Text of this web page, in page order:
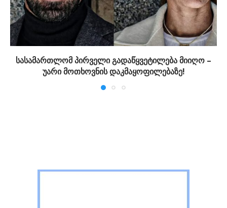
სასამართლომ პირველი გადაწყვეტილება მიიღო –
უარი მოთხოვნის დაკმაყოფილებაზე!